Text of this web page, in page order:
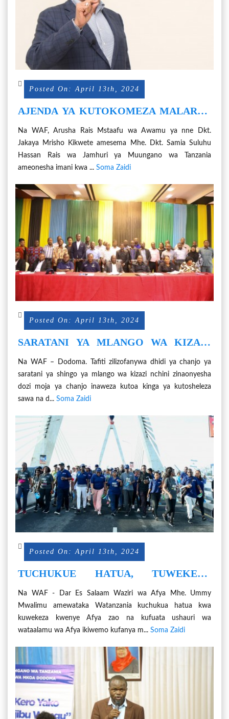
Posted On: April 13th, 2024
AJENDA YA KUTOKOMEZA MALARIA,
DKT. KIKWETE
Na WAF, Arusha Rais Mstaafu wa Awamu ya nne Dkt.
Jakaya Mrisho Kikwete amesema Mhe. Dkt. Samia Suluhu
Hassan Rais wa Jamhuri ya Muungano wa Tanzania
ameonesha imani kwa ... Soma Zaidi
Posted On: April 13th, 2024
SARATANI YA MLANGO WA KIZAZI
Na WAF – Dodoma. Tafiti zilizofanywa dhidi ya chanjo ya
saratani ya shingo ya mlango wa kizazi nchini zinaonyesha
dozi moja ya chanjo inaweza kutoa kinga ya kutosheleza
sawa na d... Soma Zaidi
Posted On: April 13th, 2024
TUCHUKUE HATUA, TUWEKEZA
Na WAF - Dar Es Salaam Waziri wa Afya Mhe. Ummy
Mwalimu amewataka Watanzania kuchukua hatua kwa
kuwekeza kwenye Afya zao na kufuata ushauri wa
wataalamu wa Afya ikiwemo kufanya m... Soma Zaidi